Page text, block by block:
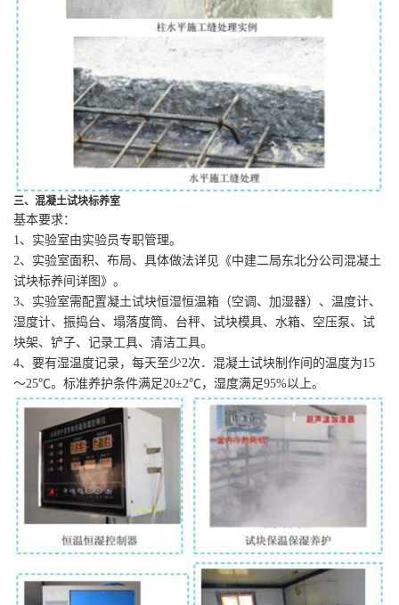
三、混凝土试块标养室
基本要求：
1、实验室由实验员专职管理。
2、实验室面积、布局、具体做法详见《中建二局东北分公司混凝土
试块标养间详图》。
3、实验室需配置凝土试块恒湿恒温箱（空调、加湿器）、温度计、
湿度计、振捣台、塌落度筒、台秤、试块模具、水箱、空压泵、试
块架、铲子、记录工具、清洁工具。
4、要有湿温度记录，每天至少2次．混凝土试块制作间的温度为15
～25℃。标准养护条件满足20±2℃，湿度满足95%以上。